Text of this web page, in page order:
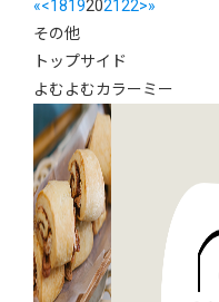
«<1819202122>»
その他
トップサイド
よむよむカラーミー